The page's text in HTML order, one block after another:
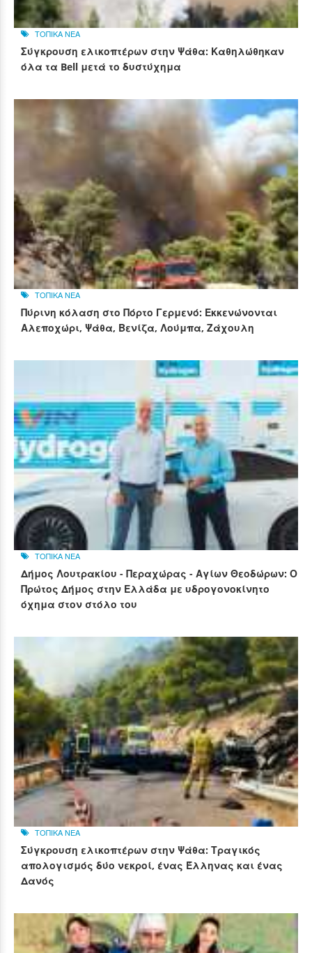
ΤΟΠΙΚΑ ΝΕΑ
Σύγκρουση ελικοπτέρων στην Ψάθα: Καθηλώθηκαν
όλα τα Bell μετά το δυστύχημα
ΤΟΠΙΚΑ ΝΕΑ
Πύρινη κόλαση στο Πόρτο Γερμενό: Εκκενώνονται
Αλεποχώρι, Ψάθα, Βενίζα, Λούμπα, Ζάχουλη
ΤΟΠΙΚΑ ΝΕΑ
Δήμος Λουτρακίου - Περαχώρας - Αγίων Θεοδώρων: Ο
Πρώτος Δήμος στην Ελλάδα με υδρογονοκίνητο
όχημα στον στόλο του
ΤΟΠΙΚΑ ΝΕΑ
Σύγκρουση ελικοπτέρων στην Ψάθα: Τραγικός
απολογισμός δύο νεκροί, ένας Έλληνας και ένας
Δανός